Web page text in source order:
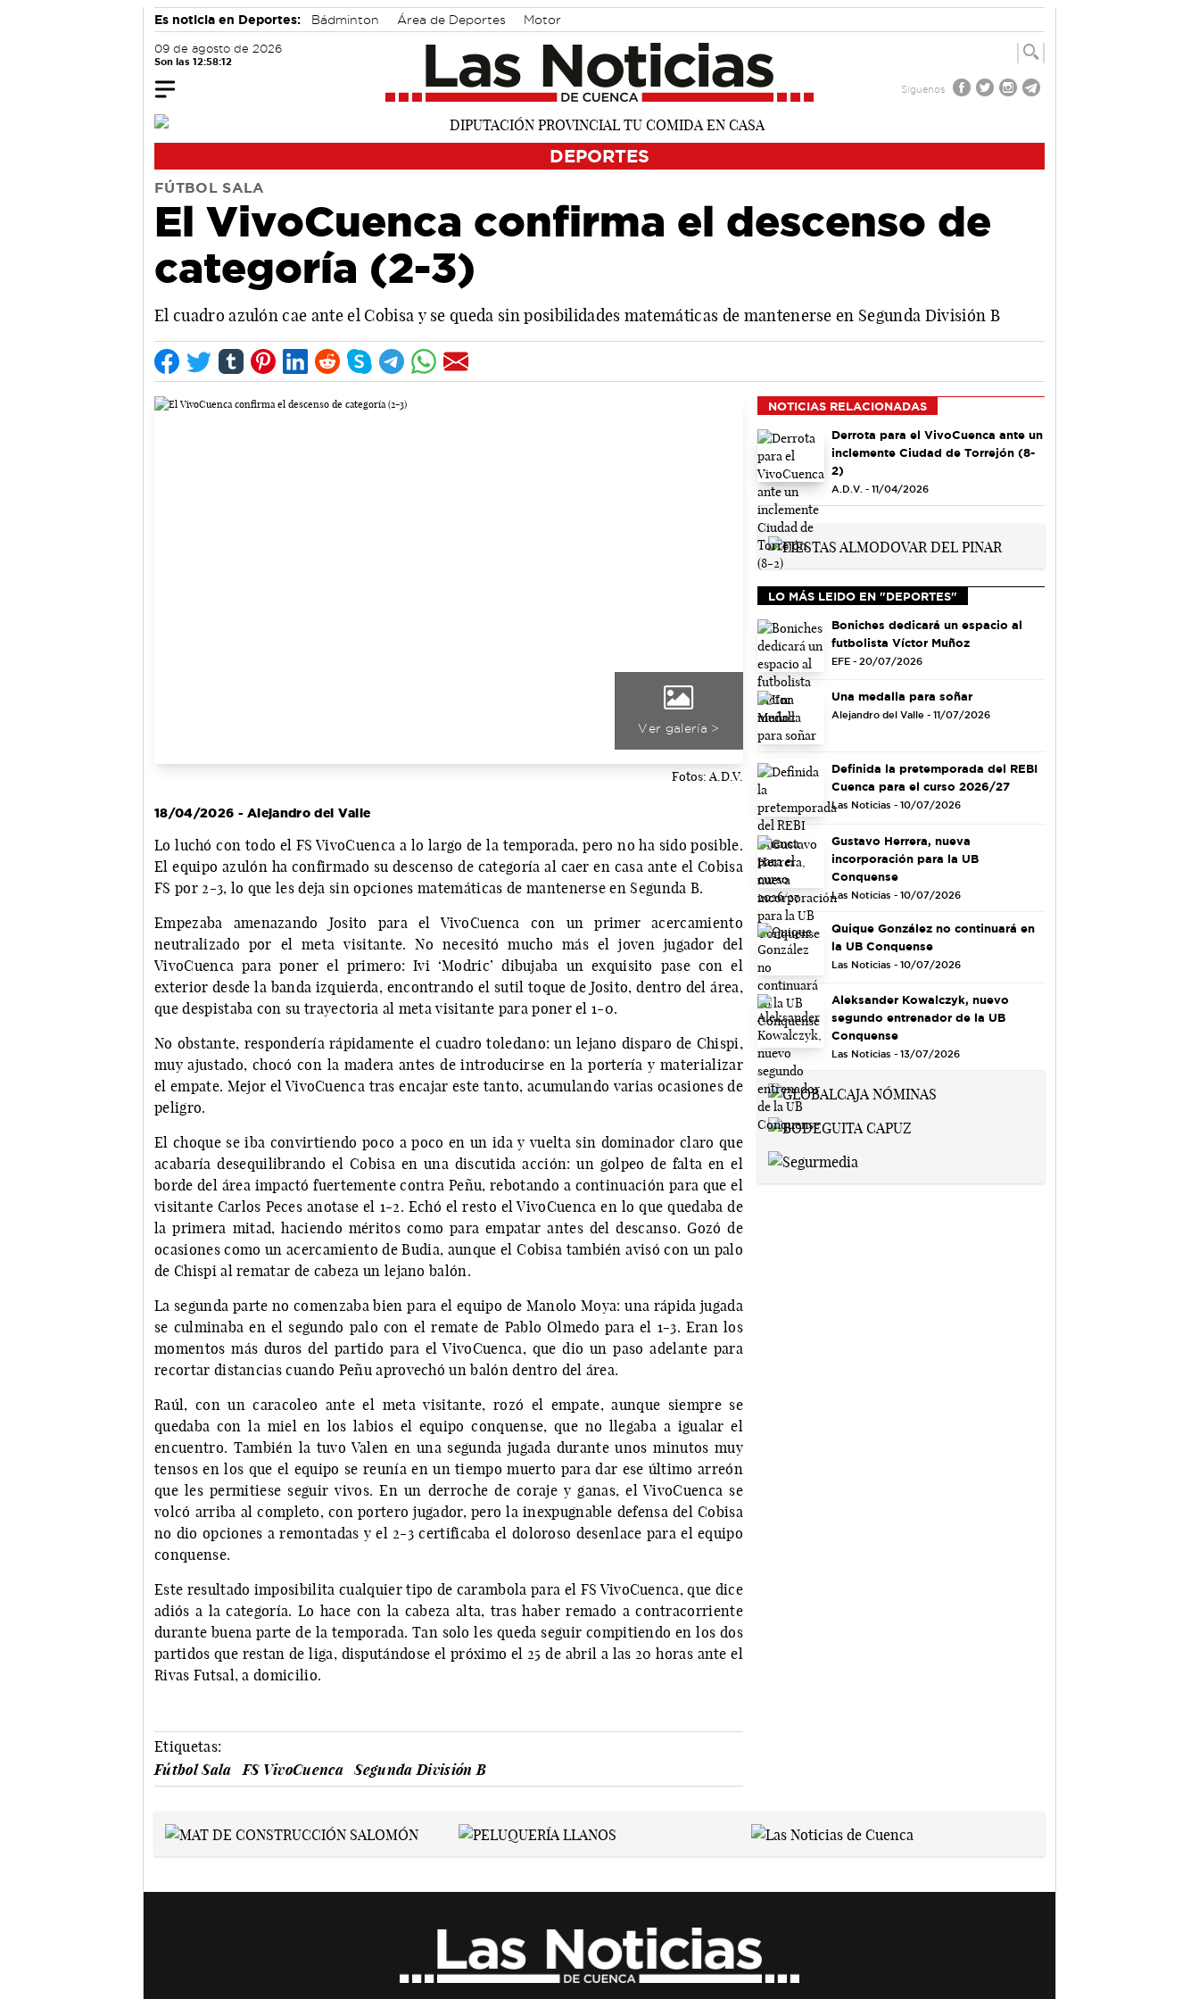
Es noticia en Deportes: Bádminton Área de Deportes Motor
09 de agosto de 2026
Son las 12:58:13
Síguenos
DEPORTES
FÚTBOL SALA
El VivoCuenca confirma el descenso de
categoría (2-3)
El cuadro azulón cae ante el Cobisa y se queda sin posibilidades matemáticas de mantenerse en Segunda División B
Ver galería >
Fotos: A.D.V.
18/04/2026 - Alejandro del Valle
Lo luchó con todo el FS VivoCuenca a lo largo de la temporada, pero no ha sido posible.
El equipo azulón ha confirmado su descenso de categoría al caer en casa ante el Cobisa
FS por 2-3, lo que les deja sin opciones matemáticas de mantenerse en Segunda B.
Empezaba amenazando Josito para el VivoCuenca con un primer acercamiento
neutralizado por el meta visitante. No necesitó mucho más el joven jugador del
VivoCuenca para poner el primero: Ivi ‘Modric’ dibujaba un exquisito pase con el
exterior desde la banda izquierda, encontrando el sutil toque de Josito, dentro del área,
que despistaba con su trayectoria al meta visitante para poner el 1-0.
No obstante, respondería rápidamente el cuadro toledano: un lejano disparo de Chispi,
muy ajustado, chocó con la madera antes de introducirse en la portería y materializar
el empate. Mejor el VivoCuenca tras encajar este tanto, acumulando varias ocasiones de
peligro.
El choque se iba convirtiendo poco a poco en un ida y vuelta sin dominador claro que
acabaría desequilibrando el Cobisa en una discutida acción: un golpeo de falta en el
borde del área impactó fuertemente contra Peñu, rebotando a continuación para que el
visitante Carlos Peces anotase el 1-2. Echó el resto el VivoCuenca en lo que quedaba de
la primera mitad, haciendo méritos como para empatar antes del descanso. Gozó de
ocasiones como un acercamiento de Budia, aunque el Cobisa también avisó con un palo
de Chispi al rematar de cabeza un lejano balón.
La segunda parte no comenzaba bien para el equipo de Manolo Moya: una rápida jugada
se culminaba en el segundo palo con el remate de Pablo Olmedo para el 1-3. Eran los
momentos más duros del partido para el VivoCuenca, que dio un paso adelante para
recortar distancias cuando Peñu aprovechó un balón dentro del área.
Raúl, con un caracoleo ante el meta visitante, rozó el empate, aunque siempre se
quedaba con la miel en los labios el equipo conquense, que no llegaba a igualar el
encuentro. También la tuvo Valen en una segunda jugada durante unos minutos muy
tensos en los que el equipo se reunía en un tiempo muerto para dar ese último arreón
que les permitiese seguir vivos. En un derroche de coraje y ganas, el VivoCuenca se
volcó arriba al completo, con portero jugador, pero la inexpugnable defensa del Cobisa
no dio opciones a remontadas y el 2-3 certificaba el doloroso desenlace para el equipo
conquense.
Este resultado imposibilita cualquier tipo de carambola para el FS VivoCuenca, que dice
adiós a la categoría. Lo hace con la cabeza alta, tras haber remado a contracorriente
durante buena parte de la temporada. Tan solo les queda seguir compitiendo en los dos
partidos que restan de liga, disputándose el próximo el 25 de abril a las 20 horas ante el
Rivas Futsal, a domicilio.
Etiquetas:
Fútbol Sala
FS VivoCuenca Segunda División B
NOTICIAS RELACIONADAS
Derrota para el VivoCuenca ante un
inclemente Ciudad de Torrejón (8-
2)
A.D.V. - 11/04/2026
LO MÁS LEIDO EN "DEPORTES"
Boniches dedicará un espacio al
futbolista Víctor Muñoz
EFE - 20/07/2026
Una medalla para soñar
Alejandro del Valle - 11/07/2026
Definida la pretemporada del REBI
Cuenca para el curso 2026/27
Las Noticias - 10/07/2026
Gustavo Herrera, nueva
incorporación para la UB
Conquense
Las Noticias - 10/07/2026
Quique González no continuará en
la UB Conquense
Las Noticias - 10/07/2026
Aleksander Kowalczyk, nuevo
segundo entrenador de la UB
Conquense
Las Noticias - 13/07/2026